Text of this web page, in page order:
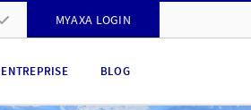
MYAXA LOGIN
BLOG